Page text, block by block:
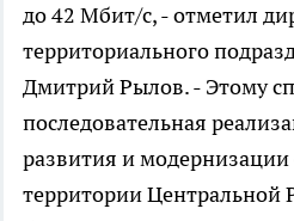
до 42 Мбит/с, - отметил
территориального
Дмитрий Рылов. - Этому
последовательная
развития и модернизации
территории Центральной